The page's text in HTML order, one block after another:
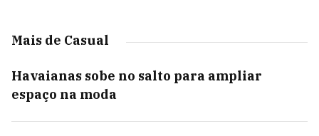
Mais de Casual
Havaianas sobe no salto para ampliar
espaço na moda